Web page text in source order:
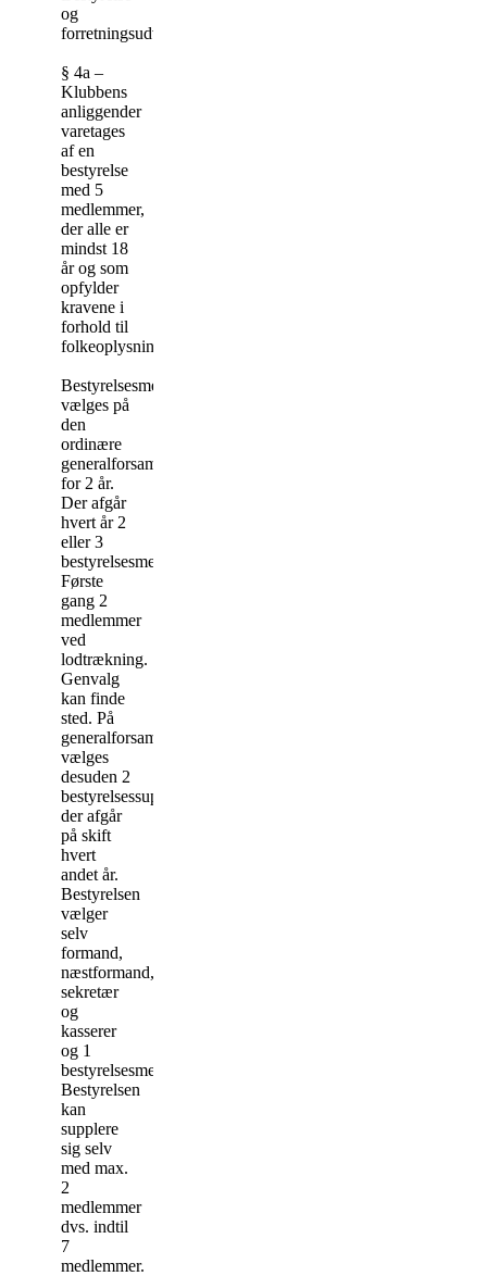
og
forretningsudvalg
§ 4a –
Klubbens
anliggender
varetages
af en
bestyrelse
med 5
medlemmer,
der alle er
mindst 18
år og som
opfylder
kravene i
forhold til
folkeoplysningsloven.
Bestyrelsesmedlemmer
vælges på
den
ordinære
generalforsamling
for 2 år.
Der afgår
hvert år 2
eller 3
bestyrelsesmedlemmer.
Første
gang 2
medlemmer
ved
lodtrækning.
Genvalg
kan finde
sted. På
generalforsamlingen
vælges
desuden 2
bestyrelsessuppleanter,
der afgår
på skift
hvert
andet år.
Bestyrelsen
vælger
selv
formand,
næstformand,
sekretær
og
kasserer
og 1
bestyrelsesmedlem.
Bestyrelsen
kan
supplere
sig selv
med max.
2
medlemmer
dvs. indtil
7
medlemmer.